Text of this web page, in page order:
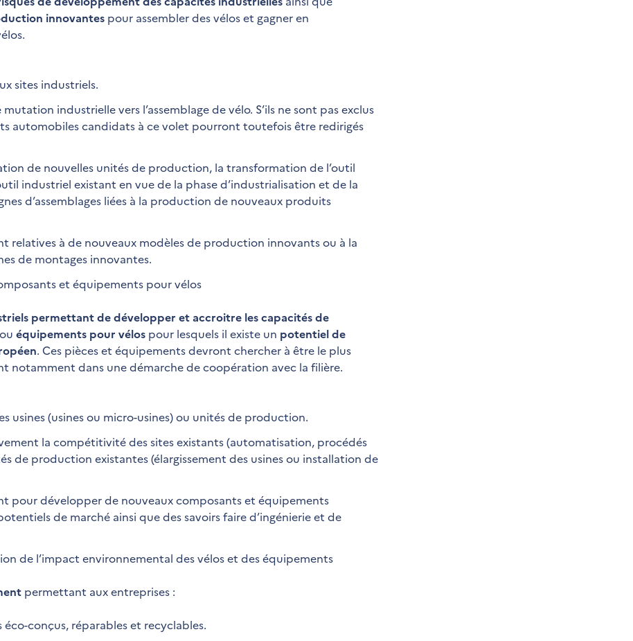
innovantes pour assembler des vélos et gagner en
sites industriels.
industrielle vers l’assemblage de vélo. S’ils ne sont pas exclus
automobiles candidats à ce volet pourront toutefois être redirigés
de nouvelles unités de production, la transformation de l’outil
industriel existant en vue de la phase d’industrialisation et de la
d’assemblages liées à la production de nouveaux produits
relatives à de nouveaux modèles de production innovants ou à la
de montages innovantes.
et équipements pour vélos
permettant de développer et accroitre les capacités de
équipements pour vélos pour lesquels il existe un potentiel de
. Ces pièces et équipements devront chercher à être le plus
notamment dans une démarche de coopération avec la filière.
usines (usines ou micro-usines) ou unités de production.
la compétitivité des sites existants (automatisation, procédés
de production existantes (élargissement des usines ou installation de
pour développer de nouveaux composants et équipements
de marché ainsi que des savoirs faire d’ingénierie et de
de l’impact environnemental des vélos et des équipements
permettant aux entreprises :
conçus, réparables et recyclables.